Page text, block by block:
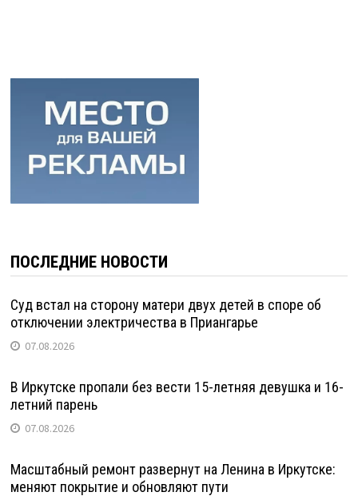
ПОСЛЕДНИЕ НОВОСТИ
Суд встал на сторону матери двух детей в споре об
отключении электричества в Приангарье
07.08.2026
В Иркутске пропали без вести 15-летняя девушка и 16-
летний парень
07.08.2026
Масштабный ремонт развернут на Ленина в Иркутске:
меняют покрытие и обновляют пути